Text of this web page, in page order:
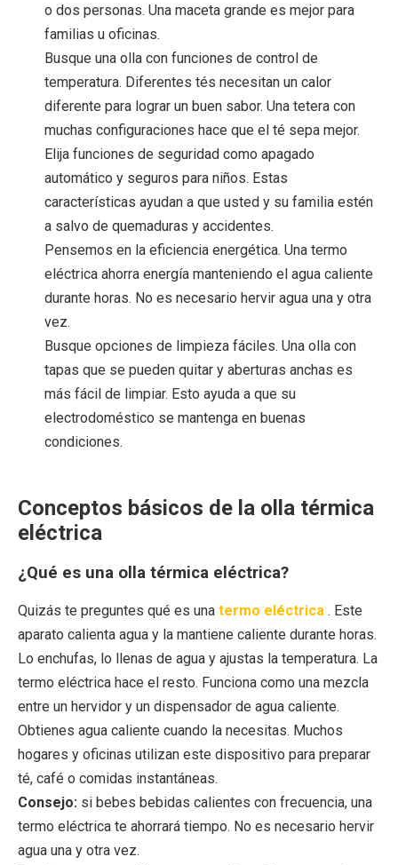
o dos personas. Una maceta grande es mejor para
familias u oficinas.
Busque una olla con funciones de control de
temperatura. Diferentes tés necesitan un calor
diferente para lograr un buen sabor. Una tetera con
muchas configuraciones hace que el té sepa mejor.
Elija funciones de seguridad como apagado
automático y seguros para niños. Estas
características ayudan a que usted y su familia estén
a salvo de quemaduras y accidentes.
Pensemos en la eficiencia energética. Una termo
eléctrica ahorra energía manteniendo el agua caliente
durante horas. No es necesario hervir agua una y otra
vez.
Busque opciones de limpieza fáciles. Una olla con
tapas que se pueden quitar y aberturas anchas es
más fácil de limpiar. Esto ayuda a que su
electrodoméstico se mantenga en buenas
condiciones.
Conceptos básicos de la olla térmica
eléctrica
¿Qué es una olla térmica eléctrica?
Quizás te preguntes qué es una termo eléctrica . Este
aparato calienta agua y la mantiene caliente durante horas.
Lo enchufas, lo llenas de agua y ajustas la temperatura. La
termo eléctrica hace el resto. Funciona como una mezcla
entre un hervidor y un dispensador de agua caliente.
Obtienes agua caliente cuando la necesitas. Muchos
hogares y oficinas utilizan este dispositivo para preparar
té, café o comidas instantáneas.
Consejo: si bebes bebidas calientes con frecuencia, una
termo eléctrica te ahorrará tiempo. No es necesario hervir
agua una y otra vez.